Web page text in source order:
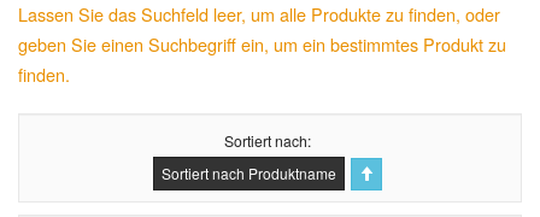
Lassen Sie das Suchfeld leer, um alle Produkte zu finden, oder
geben Sie einen Suchbegriff ein, um ein bestimmtes Produkt zu
finden.
Sortiert nach
Sortiert nach Produktname